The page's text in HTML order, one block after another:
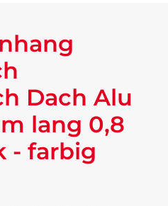
Dach Alu
lang 0,8
- farbig